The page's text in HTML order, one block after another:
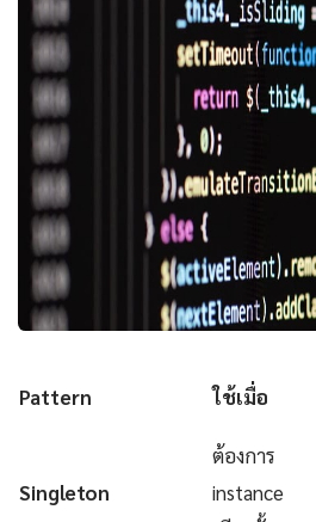
Pattern ใช้เมื่อ
Singleton
ต้องการ
instance